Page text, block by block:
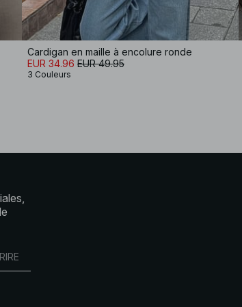
Cardigan en maille à encolure ronde
EUR 34.96 EUR 49.95
3 Couleurs